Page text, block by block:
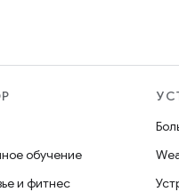
обучение
и фитнес